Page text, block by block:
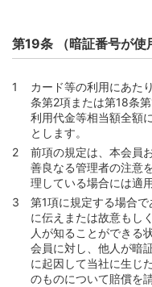
第19条 （暗証番号が使
カード等の利用にあた
条第2項または第18条
利用代金等相当額全額
とします。
前項の規定は、本会員
善良なる管理者の注意
理している場合には適
第1項に規定する場合
に伝えまたは故意もし
人が知ることができる
会員に対し、他人が暗
に起因して当社に生じ
のものについて賠償を